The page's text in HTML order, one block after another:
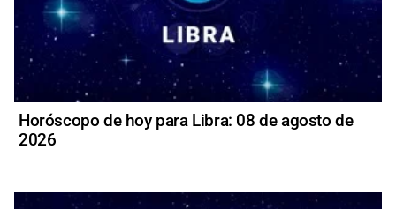
Horóscopo de hoy para Libra: 08 de agosto de
2026